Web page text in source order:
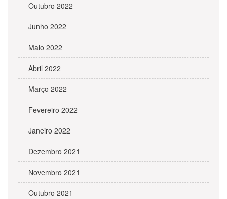
Outubro 2022
Junho 2022
Maio 2022
Abril 2022
Março 2022
Fevereiro 2022
Janeiro 2022
Dezembro 2021
Novembro 2021
Outubro 2021